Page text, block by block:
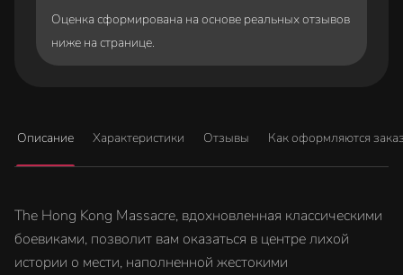
Оценка сформирована на основе реальных отзывов
ниже на странице.
Описание Характеристики Отзывы Как оформляются
The Hong Kong Massacre, вдохновленная классическими
боевиками, позволит вам оказаться в центре лихой
истории о мести, наполненной жестокими